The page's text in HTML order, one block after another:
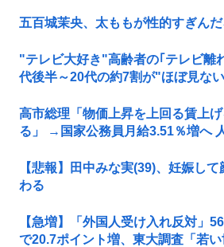
五百城茉央、太ももが性的すぎんだ
"テレビ大好き"高齢者の｢テレビ離
代後半～20代の約7割が"ほぼ見な
高市総理「物価上昇を上回る賃上
る」 →国家公務員月給3.51％増へ
【悲報】田中みな実(39)、妊娠し
わる
【急増】「外国人受け入れ反対」
で20.7ポイント増、東大調査「若い